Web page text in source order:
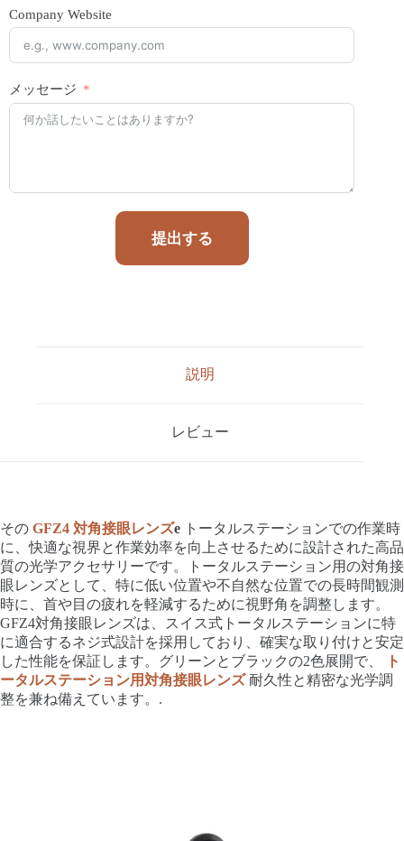
Company Website
メッセージ
提出する
説明
レビュー
その GFZ4 対角接眼レンズe トータルステーションでの作業時
に、快適な視界と作業効率を向上させるために設計された高品
質の光学アクセサリーです。トータルステーション用の対角接
眼レンズとして、特に低い位置や不自然な位置での長時間観測
時に、首や目の疲れを軽減するために視野角を調整します。
GFZ4対角接眼レンズは、スイス式トータルステーションに特
に適合するネジ式設計を採用しており、確実な取り付けと安定
した性能を保証します。グリーンとブラックの2色展開で、
ト
ータルステーション用対角接眼レンズ耐久性と精密な光学調
整を兼ね備えています。.